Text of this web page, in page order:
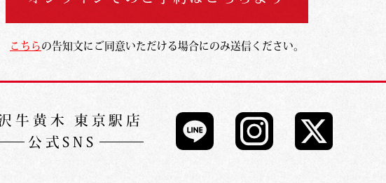
こちら の告知文にご同意いただける場合にのみ送信ください。
牛黄木 東京駅店
公式SNS